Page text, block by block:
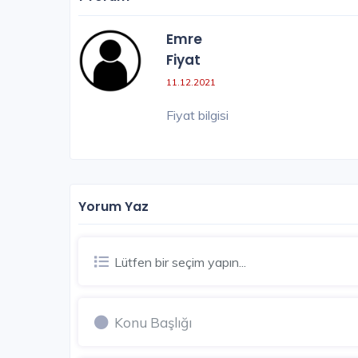
Emre
Fiyat
11.12.2021
Fiyat bilgisi
Yorum Yaz
Lütfen bir seçim yapın...